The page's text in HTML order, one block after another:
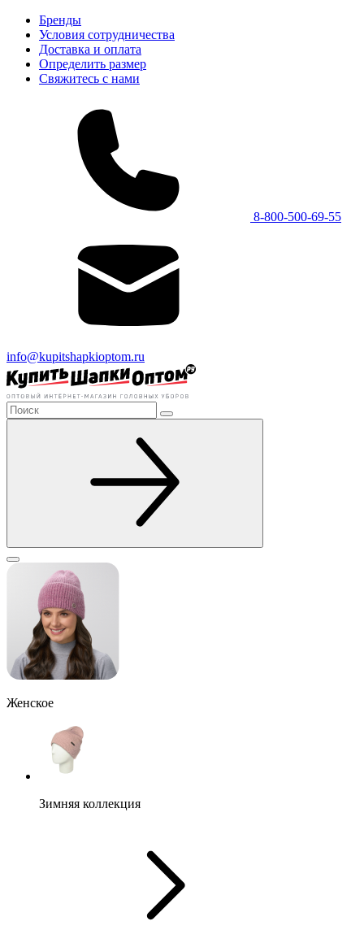
Бренды
Условия сотрудничества
Доставка и оплата
Определить размер
Свяжитесь с нами
8-800-500-69-55
info@kupitshapkioptom.ru
Женское
Зимняя коллекция